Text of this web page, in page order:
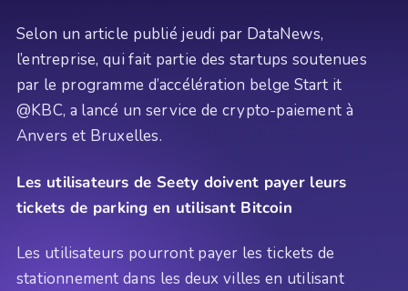
Selon un article publié jeudi par DataNews,
l’entreprise, qui fait partie des startups soutenues
par le programme d’accélération belge Start it
@KBC, a lancé un service de crypto-paiement à
Anvers et Bruxelles.
Les utilisateurs de Seety doivent payer leurs
tickets de parking en utilisant Bitcoin
Les utilisateurs pourront payer les tickets de
stationnement dans les deux villes en utilisant